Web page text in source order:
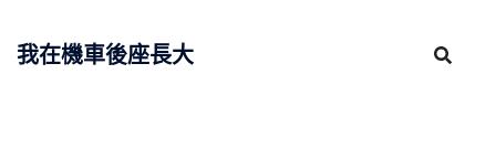
我在機車後座長大